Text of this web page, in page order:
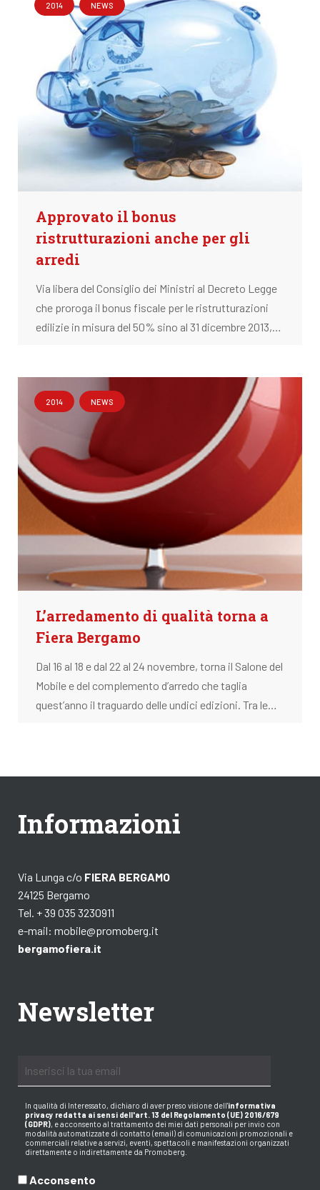
2014 NEWS
Approvato il bonus
ristrutturazioni anche per gli
arredi
Via libera del Consiglio dei Ministri al Decreto Legge
che proroga il bonus fiscale per le ristrutturazioni
edilizie in misura del 50% sino al 31 dicembre 2013,…
2014 NEWS
L’arredamento di qualità torna a
Fiera Bergamo
Dal 16 al 18 e dal 22 al 24 novembre, torna il Salone del
Mobile e del complemento d’arredo che taglia
quest’anno il traguardo delle undici edizioni. Tra le…
Informazioni
Via Lunga c/o FIERA BERGAMO
24125 Bergamo
Tel. + 39 035 3230911
e-mail: mobile@promoberg.it
bergamofiera.it
Newsletter
In qualità di Interessato, dichiaro di aver preso visione dell'informativa
privacy redatta ai sensi dell'art. 13 del Regolamento (UE) 2016/679
(GDPR), e acconsento al trattamento dei miei dati personali per invio con
modalità automatizzate di contatto (email) di comunicazioni promozionali e
commerciali relative a servizi, eventi, spettacoli e manifestazioni organizzati
direttamente o indirettamente da Promoberg.
Acconsento